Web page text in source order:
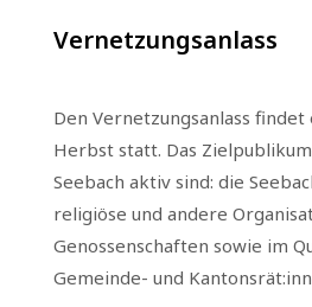
Vernetzungsanlass
Den Vernetzungsanlass
Herbst statt. Das
Seebach aktiv sind: die
religiöse und andere
Genossenschaften sowie im
Gemeinde- und